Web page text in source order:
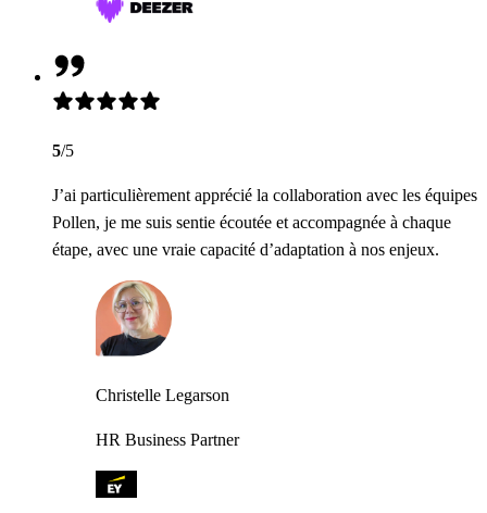
5/5
J’ai particulièrement apprécié la collaboration avec les équipes
Pollen, je me suis sentie écoutée et accompagnée à chaque
étape, avec une vraie capacité d’adaptation à nos enjeux.
Christelle Legarson
HR Business Partner